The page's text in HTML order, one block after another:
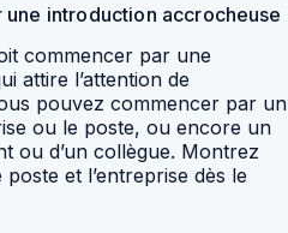
introduction accrocheuse
commencer par une
attire l’attention de
pouvez commencer par un
ou le poste, ou encore un
ou d’un collègue. Montrez
et l’entreprise dès le